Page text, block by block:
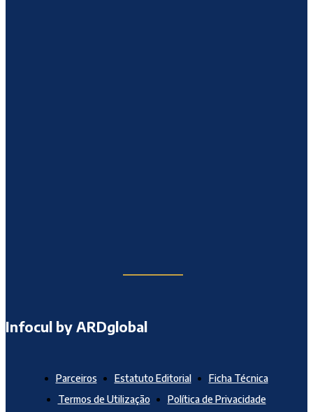
Infocul by ARDglobal
Parceiros Estatuto Editorial
Ficha Técnica
Termos de Utilização
Política de Privacidade